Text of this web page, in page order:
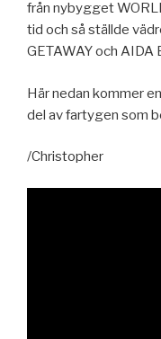
från nybygget
tid och så ställde
GETAWAY och AIDA
Här nedan kommer
del av fartygen som
/Christopher